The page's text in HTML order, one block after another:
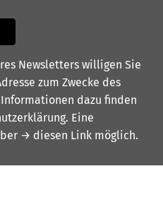
Newsletters willigen Sie
zum Zwecke des
dazu finden
. Eine
→ diesen Link möglich.